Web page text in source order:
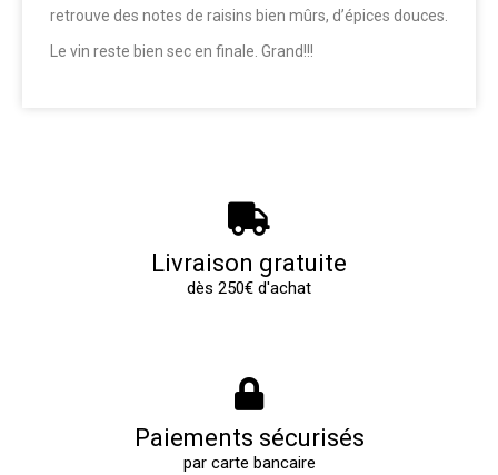
retrouve des notes de raisins bien mûrs, d’épices douces.
Le vin reste bien sec en finale. Grand!!!
Livraison gratuite
dès 250€ d'achat
Paiements sécurisés
par carte bancaire